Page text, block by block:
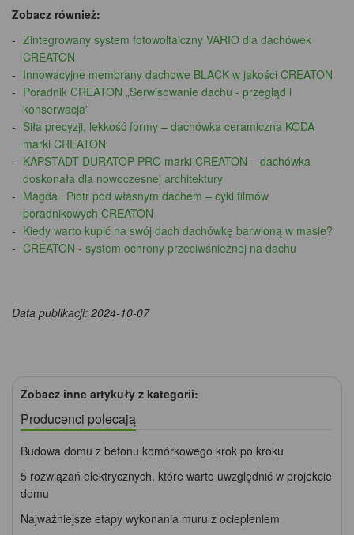
Zobacz również:
Zintegrowany system fotowoltaiczny VARIO dla dachówek
CREATON
Innowacyjne membrany dachowe BLACK w jakości CREATON
Poradnik CREATON „Serwisowanie dachu - przegląd i
konserwacja”
Siła precyzji, lekkość formy – dachówka ceramiczna KODA
marki CREATON
KAPSTADT DURATOP PRO marki CREATON – dachówka
doskonała dla nowoczesnej architektury
Magda i Piotr pod własnym dachem – cykl filmów
poradnikowych CREATON
Kiedy warto kupić na swój dach dachówkę barwioną w masie?
CREATON - system ochrony przeciwśnieżnej na dachu
Data publikacji: 2024-10-07
Zobacz inne artykuły z kategorii:
Producenci polecają
Budowa domu z betonu komórkowego krok po kroku
5 rozwiązań elektrycznych, które warto uwzględnić w projekcie
domu
Najważniejsze etapy wykonania muru z ociepleniem